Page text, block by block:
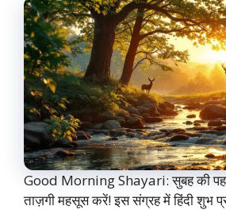
Good Morning Shayari: सुबह की
ताज़गी महसूस करें! इस संग्रह में हिंदी शुभ